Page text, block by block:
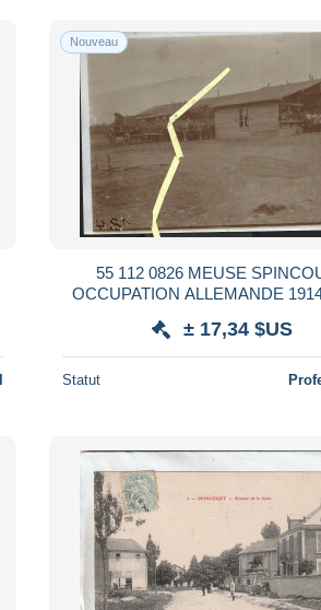
Nouveau
55 112 0826 MEUSE
OCCUPATION ALLEMANDE
± 17,34 $US
Statut